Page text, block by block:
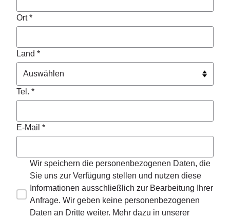
Ort *
Land *
Tel. *
E-Mail *
Wir speichern die personenbezogenen Daten, die
Sie uns zur Verfügung stellen und nutzen diese
Informationen ausschließlich zur Bearbeitung Ihrer
Anfrage. Wir geben keine personenbezogenen
Daten an Dritte weiter. Mehr dazu in unserer